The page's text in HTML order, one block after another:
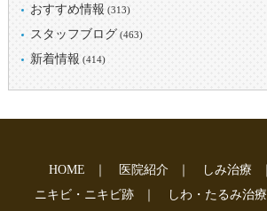
おすすめ情報 (313)
スタッフブログ (463)
新着情報 (414)
HOME 医院紹介 しみ治療
ニキビ・ニキビ跡
しわ・たるみ治療